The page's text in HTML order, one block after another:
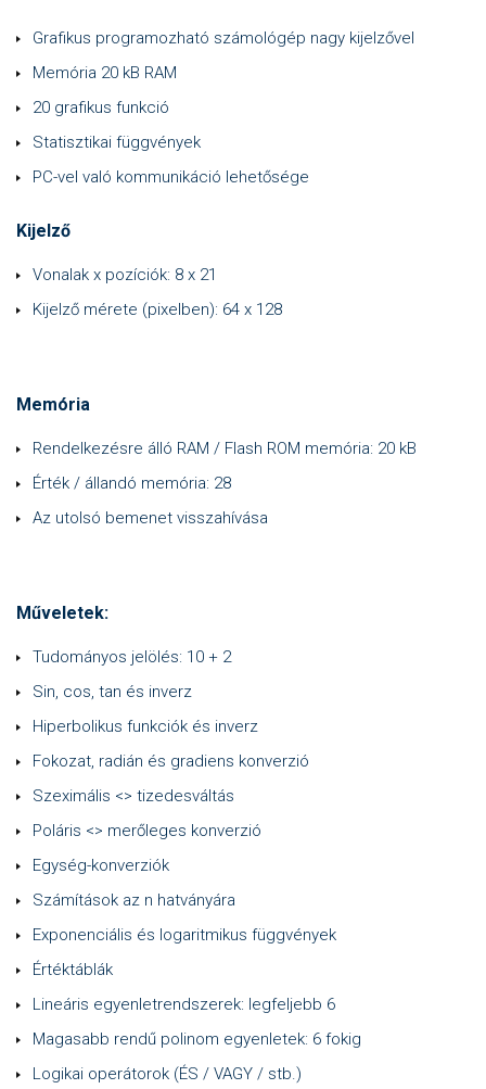
Grafikus programozható számológép nagy kijelzővel
Memória 20 kB RAM
20 grafikus funkció
Statisztikai függvények
PC-vel való kommunikáció lehetősége
Kijelző
Vonalak x pozíciók: 8 x 21
Kijelző mérete (pixelben): 64 x 128
Memória
Rendelkezésre álló RAM / Flash ROM memória: 20 kB
Érték / állandó memória: 28
Az utolsó bemenet visszahívása
Műveletek:
Tudományos jelölés: 10 + 2
Sin, cos, tan és inverz
Hiperbolikus funkciók és inverz
Fokozat, radián és gradiens konverzió
Szeximális <> tizedesváltás
Poláris <> merőleges konverzió
Egység-konverziók
Számítások az n hatványára
Exponenciális és logaritmikus függvények
Értéktáblák
Lineáris egyenletrendszerek: legfeljebb 6
Magasabb rendű polinom egyenletek: 6 fokig
Logikai operátorok (ÉS / VAGY / stb.)